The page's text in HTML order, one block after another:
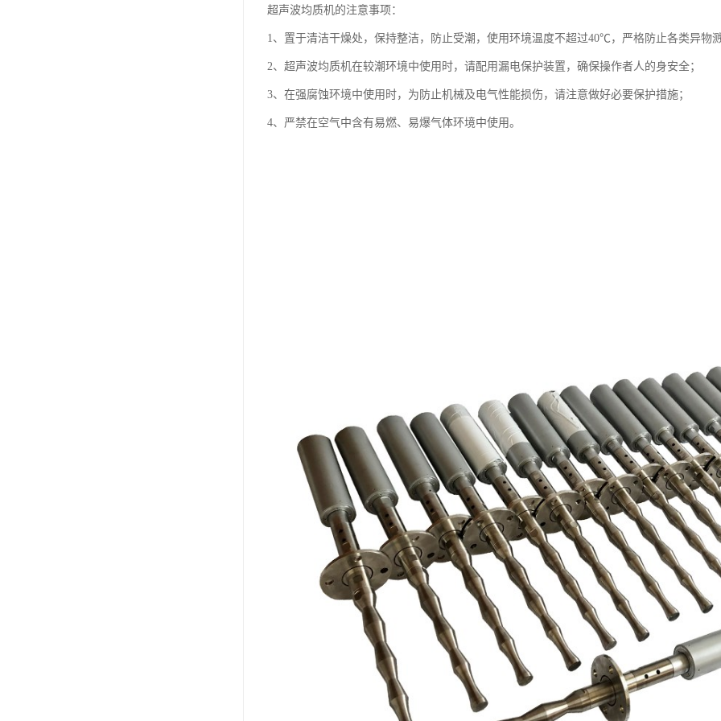
超声波均质机的注意事项：
1、置于清洁干燥处，保持整洁，防止受潮，使用环境温度不超过40℃，严格防止各类异物溅
2、超声波均质机在较潮环境中使用时，请配用漏电保护装置，确保操作者人的身安全；
3、在强腐蚀环境中使用时，为防止机械及电气性能损伤，请注意做好必要保护措施；
4、严禁在空气中含有易燃、易爆气体环境中使用。